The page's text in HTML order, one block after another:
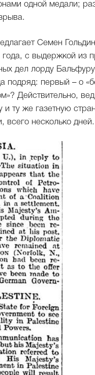
одной медали;
Семен
года, с выдержкой из
дел лорду
подряд: первый – о
Действительно,
и ту же газетную
всего несколько дней.